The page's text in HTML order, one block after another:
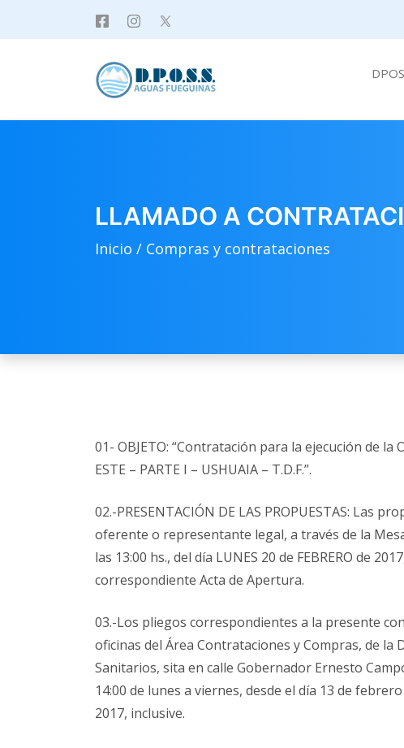
LLAMADO A
Inicio / Compras y contrataciones
01- OBJETO: “Contratación para la ejecución de la
ESTE – PARTE I – USHUAIA – T.D.F.”.
02.-PRESENTACIÓN DE LAS PROPUESTAS: Las
oferente o representante legal, a través de la
las 13:00 hs., del día LUNES 20 de FEBRERO de
correspondiente Acta de Apertura.
03.-Los pliegos correspondientes a la presente
oficinas del Área Contrataciones y Compras, de la
Sanitarios, sita en calle Gobernador Ernesto
14:00 de lunes a viernes, desde el día 13 de
2017, inclusive.